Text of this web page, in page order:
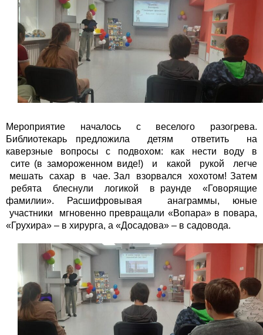
Мероприятие началось с веселого разогрева.
Библиотекарь предложила детям ответить на
каверзные вопросы с подвохом: как нести воду в
сите (в замороженном виде!) и какой рукой легче
мешать сахар в чае. Зал взорвался хохотом! Затем
ребята блеснули логикой в раунде «Говорящие
фамилии». Расшифровывая анаграммы, юные
участники мгновенно превращали «Вопара» в повара,
«Грухира» – в хирурга, а «Досадова» – в садовода.